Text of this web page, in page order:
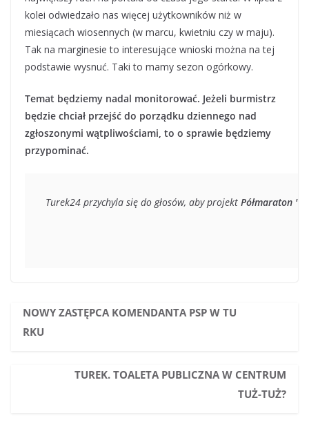
kolei odwiedzało nas więcej użytkowników niż w
miesiącach wiosennych (w marcu, kwietniu czy w maju).
Tak na marginesie to interesujące wnioski można na tej
podstawie wysnuć. Taki to mamy sezon ogórkowy.
Temat będziemy nadal monitorować. Jeżeli burmistrz
będzie chciał przejść do porządku dziennego nad
zgłoszonymi wątpliwościami, to o sprawie będziemy
przypominać.
Turek24 przychyla się do głosów, aby projekt Półmaraton
NOWY ZASTĘPCA KOMENDANTA PSP W TU
RKU
TUREK. TOALETA PUBLICZNA W CENTRUM
TUŻ-TUŻ?